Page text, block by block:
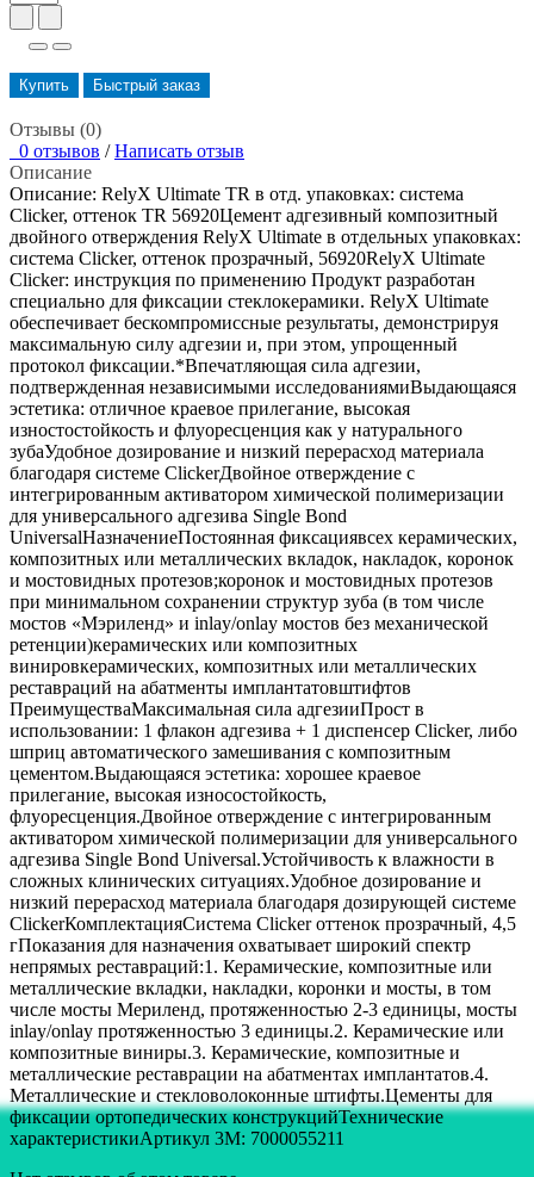
Купить Быстрый заказ
Отзывы (0)
0 отзывов / Написать отзыв
Описание
Описание: RelyX Ultimate TR в отд. упаковках: система
Clicker, оттенок TR 56920Цемент адгезивный композитный
двойного отверждения RelyX Ultimate в отдельных упаковках:
система Clicker, оттенок прозрачный, 56920RelyX Ultimate
Clicker: инструкция по применению Продукт разработан
специально для фиксации стеклокерамики. RelyX Ultimate
обеспечивает бескомпромиссные результаты, демонстрируя
максимальную силу адгезии и, при этом, упрощенный
протокол фиксации.*Впечатляющая сила адгезии,
подтвержденная независимыми исследованиямиВыдающаяся
эстетика: отличное краевое прилегание, высокая
изностостойкость и флуоресценция как у натурального
зубаУдобное дозирование и низкий перерасход материала
благодаря системе ClickerДвойное отверждение с
интегрированным активатором химической полимеризации
для универсального адгезива Single Bond
UniversalНазначениеПостоянная фиксациявсех керамических,
композитных или металлических вкладок, накладок, коронок
и мостовидных протезов;коронок и мостовидных протезов
при минимальном сохранении структур зуба (в том числе
мостов «Мэриленд» и inlay/onlay мостов без механической
ретенции)керамических или композитных
винировкерамических, композитных или металлических
реставраций на абатменты имплантатовштифтов
ПреимуществаМаксимальная сила адгезииПрост в
использовании: 1 флакон адгезива + 1 диспенсер Clicker, либо
шприц автоматического замешивания с композитным
цементом.Выдающаяся эстетика: хорошее краевое
прилегание, высокая износостойкость,
флуоресценция.Двойное отверждение с интегрированным
активатором химической полимеризации для универсального
адгезива Single Bond Universal.Устойчивость к влажности в
сложных клинических ситуациях.Удобное дозирование и
низкий перерасход материала благодаря дозирующей системе
ClickerКомплектацияСистема Clicker оттенок прозрачный, 4,5
гПоказания для назначения охватывает широкий спектр
непрямых реставраций:1. Керамические, композитные или
металлические вкладки, накладки, коронки и мосты, в том
числе мосты Мериленд, протяженностью 2-3 единицы, мосты
inlay/onlay протяженностью 3 единицы.2. Керамические или
композитные виниры.3. Керамические, композитные и
металлические реставрации на абатментах имплантатов.4.
Металлические и стекловолоконные штифты.Цементы для
фиксации ортопедических конструкцийТехнические
характеристикиАртикул 3M: 7000055211